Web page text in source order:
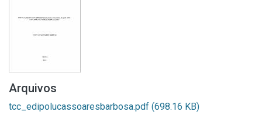
Arquivos
tcc_edipolucassoaresbarbosa.pdf (698.16 KB)